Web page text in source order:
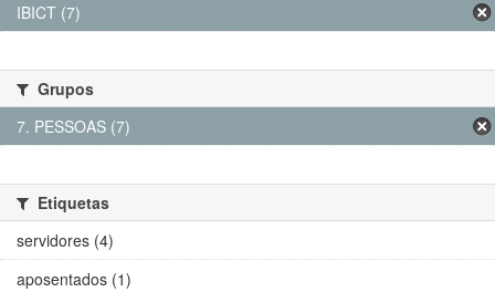
IBICT (7)
Grupos
7. PESSOAS (7)
Etiquetas
servidores (4)
aposentados (1)